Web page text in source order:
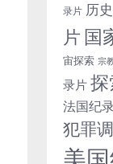
录片 历
片 国
宙探索 宗
录片
法国纪
犯罪